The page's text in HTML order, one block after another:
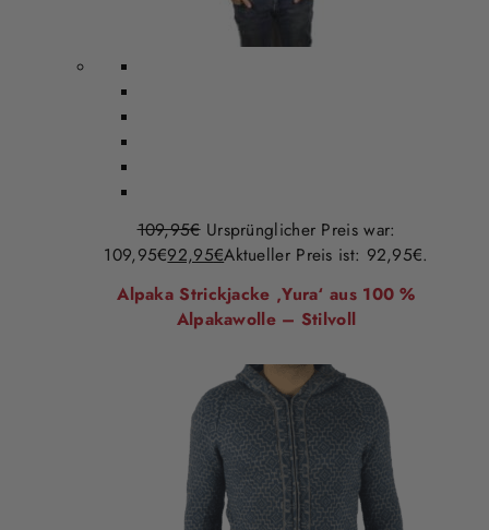
109,95€ Ursprünglicher Preis war:
109,95€92,95€Aktueller Preis ist: 92,95€.
Alpaka Strickjacke ‚Yura‘ aus 100 %
Alpakawolle – Stilvoll